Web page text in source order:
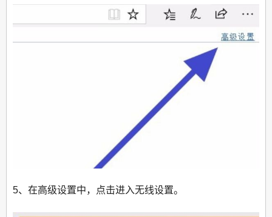
5、在高级设置中，点击进入无线设置。